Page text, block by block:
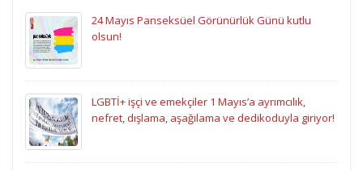
24 Mayıs Panseksüel Görünürlük Günü kutlu
olsun!
LGBTİ+ işçi ve emekçiler 1 Mayıs’a ayrımcılık,
nefret, dışlama, aşağılama ve dedikoduyla giriyor!